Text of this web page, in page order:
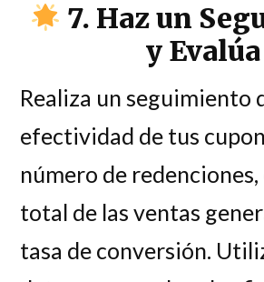
7. Haz un
y Evalúa
Realiza un seguimiento
efectividad de tus
número de
total de las ventas
tasa de conversión.